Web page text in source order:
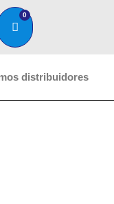
0
distribuidores